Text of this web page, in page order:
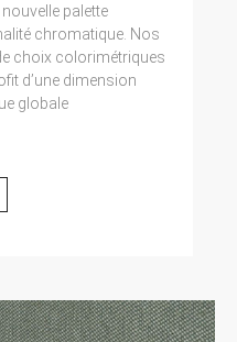
palette
chromatique. Nos
choix colorimétriques
d’une dimension
globale